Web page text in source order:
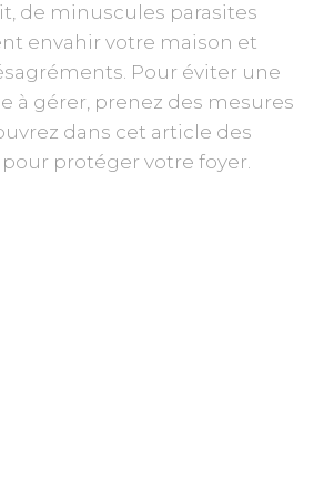
de minuscules parasites
envahir votre maison et
Pour éviter une
à gérer, prenez des mesures
dans cet article des
protéger votre foyer.